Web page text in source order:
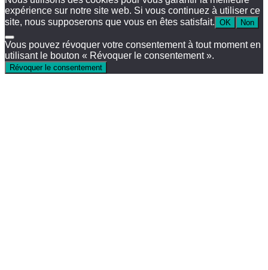
expérience sur notre site web. Si vous continuez à utiliser ce
site, nous supposerons que vous en êtes satisfait. OK Non
Vous pouvez révoquer votre consentement à tout moment en
utilisant le bouton « Révoquer le consentement ».
Révoquer le consentement